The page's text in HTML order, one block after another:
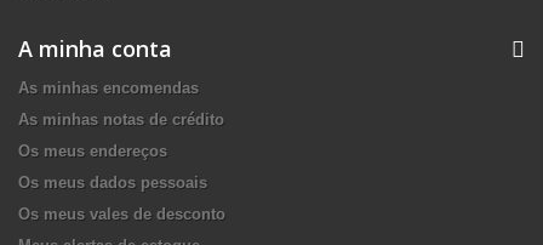
A minha conta
As minhas encomendas
As minhas notas de crédito
Os meus endereços
Os meus dados pessoais
Os meus vales de desconto